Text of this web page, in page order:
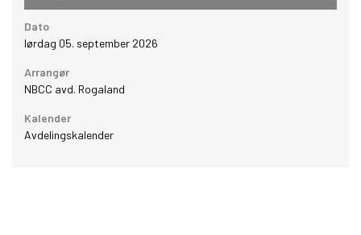
Dato
lørdag 05. september 2026
Arrangør
NBCC avd. Rogaland
Kalender
Avdelingskalender